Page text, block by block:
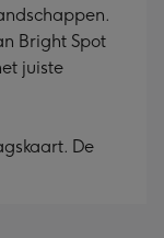
Bright Spot
juiste
De